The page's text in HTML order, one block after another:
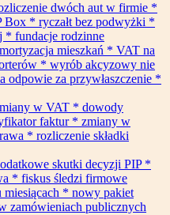
dwóch aut w firmie *
* ryczałt bez podwyżki *
* fundacje rodzinne
mieszkań * VAT na
* wyrób akcyzowy nie
odpowie za przywłaszczenie *
w VAT * dowody
faktur * zmiany w
* rozliczenie składki
skutki decyzji PIP *
* fiskus śledzi firmowe
* nowy pakiet
zamówieniach publicznych